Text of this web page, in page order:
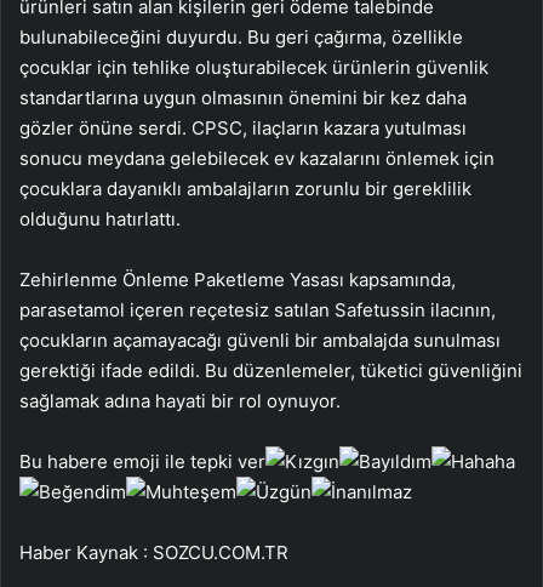
ürünleri satın alan kişilerin geri ödeme talebinde
bulunabileceğini duyurdu. Bu geri çağırma, özellikle
çocuklar için tehlike oluşturabilecek ürünlerin güvenlik
standartlarına uygun olmasının önemini bir kez daha
gözler önüne serdi. CPSC, ilaçların kazara yutulması
sonucu meydana gelebilecek ev kazalarını önlemek için
çocuklara dayanıklı ambalajların zorunlu bir gereklilik
olduğunu hatırlattı.
Zehirlenme Önleme Paketleme Yasası kapsamında,
parasetamol içeren reçetesiz satılan Safetussin ilacının,
çocukların açamayacağı güvenli bir ambalajda sunulması
gerektiği ifade edildi. Bu düzenlemeler, tüketici güvenliğini
sağlamak adına hayati bir rol oynuyor.
Bu habere emoji ile tepki ver
Haber Kaynak : SOZCU.COM.TR